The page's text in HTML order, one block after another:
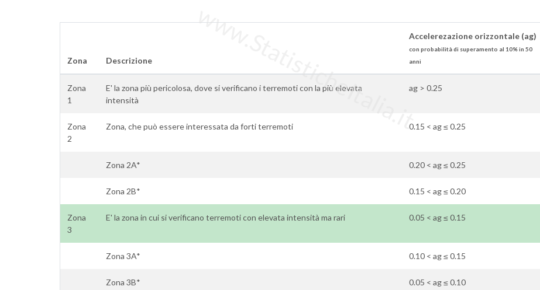
Zona Descrizione
Accelerezazione orizzontale (ag)
con probabilità di superamento al 10% in 50
anni
Zona
1
E' la zona più pericolosa, dove si verificano i terremoti con la più elevata
intensità
ag > 0.25
Zona
2
Zona, che può essere interessata da forti terremoti 0.15 < ag ≤ 0.25
Zona 2A* 0.20 < ag ≤ 0.25
Zona 2B* 0.15 < ag ≤ 0.20
Zona
3
E' la zona in cui si verificano terremoti con elevata intensità ma rari 0.05 < ag ≤ 0.15
Zona 3A* 0.10 < ag ≤ 0.15
Zona 3B* 0.05 < ag ≤ 0.10
www.StatisticheItalia.it